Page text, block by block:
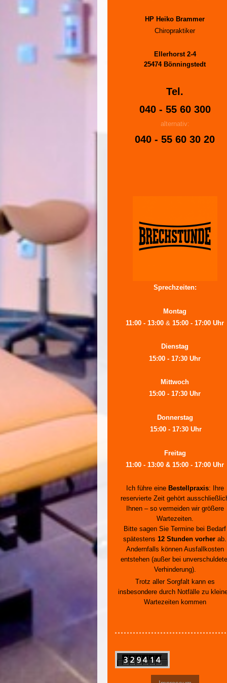
Profil ansehen
HP Heiko Brammer
Chiropraktiker
Ellerhorst 2-4
25474 Bönningstedt
Tel.
040 - 55 60 300
alternativ:
040 - 55 60 30 20
Sprechzeiten:
Montag
11:00 - 13:00&15:00 - 17:00 Uhr
Dienstag
15:00 - 17:30 Uhr
Mittwoch
15:00 - 17:30 Uhr
Donnerstag
15:00 - 17:30 Uhr
Freitag
11:00 - 13:00 & 15:00 - 17:00 Uhr
Ich führe eine Bestellpraxis: Ihre
reservierte Zeit gehört
Ihnen – so vermeiden wir größere
Wartezeiten.
Bitte sagen Sie Termine bei Bedarf
spätestens12 Stunden vorher ab.
Andernfalls können Ausfallkosten
entstehen (außer bei
Verhinderung).
Trotz aller Sorgfalt kann es
insbesondere durch Notfälle zu
Wartezeiten kommen